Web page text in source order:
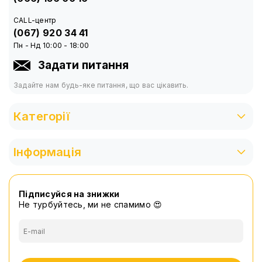
Тримач для телефону
Відеосвітло
Пульт дистанційного керування
CALL-центр
(067) 920 34 41
Пн - Нд 10:00 - 18:00
Задати питання
Задайте нам будь-яке питання, що вас цікавить.
Категорії
Інформація
Підписуйся на знижки
Не турбуйтесь, ми не спамимо 😍